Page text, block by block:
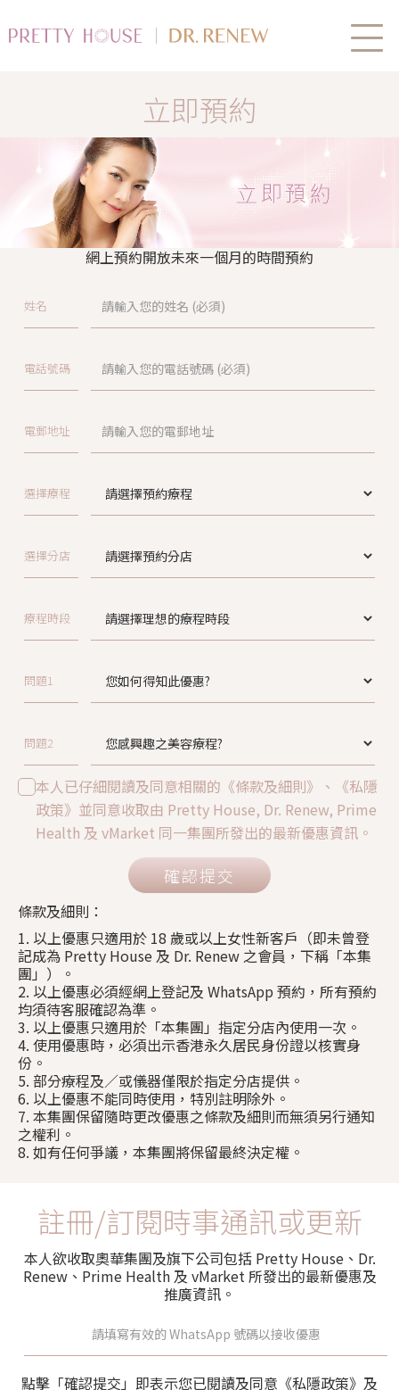
立即預約
網上預約開放未來一個月的時間預約
姓名
電話號碼
電郵地址
選擇療程
選擇分店
療程時段
問題1
問題2
本人已仔細閱讀及同意相關的《條款及細則》、《私隱
政策》並同意收取由 Pretty House, Dr. Renew, Prime
Health 及 vMarket 同一集團所發出的最新優惠資訊。
確認提交
條款及細則：
1. 以上優惠只適用於 18 歲或以上女性新客戶（即未曾登
記成為 Pretty House 及 Dr. Renew 之會員，下稱「本集
團」）。
2. 以上優惠必須經網上登記及 WhatsApp 預約，所有預約
均須待客服確認為準。
3. 以上優惠只適用於「本集團」指定分店內使用一次。
4. 使用優惠時，必須出示香港永久居民身份證以核實身
份。
5. 部分療程及／或儀器僅限於指定分店提供。
6. 以上優惠不能同時使用，特別註明除外。
7. 本集團保留隨時更改優惠之條款及細則而無須另行通知
之權利。
8. 如有任何爭議，本集團將保留最終決定權。
註冊/訂閱時事通訊或更新
本人欲收取奧華集團及旗下公司包括 Pretty House、Dr.
Renew、Prime Health 及 vMarket 所發出的最新優惠及
推廣資訊。
點擊「確認提交」即表示您已閱讀及同意《私隱政策》及